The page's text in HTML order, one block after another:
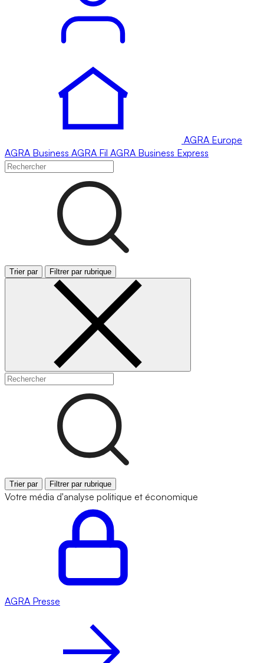
AGRA Europe
AGRA Business AGRA Fil AGRA Business Express
Trier par Filtrer par rubrique
Trier par Filtrer par rubrique
Votre média d'analyse politique et économique
AGRA Presse